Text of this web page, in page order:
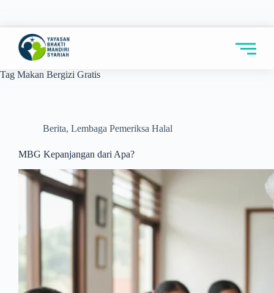
Tag Makan Bergizi Gratis
Berita, Lembaga Pemeriksa Halal
MBG Kepanjangan dari Apa?